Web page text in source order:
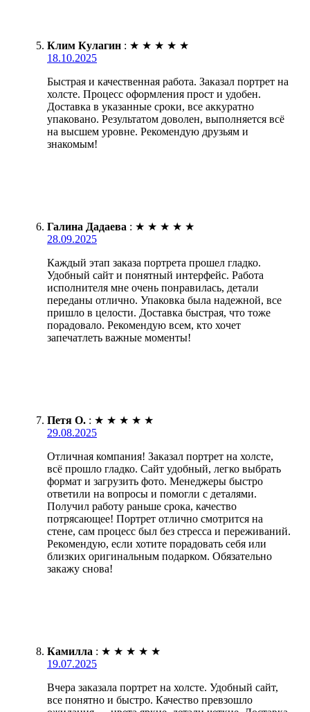
Клим Кулагин : ★ ★ ★ ★ ★
18.10.2025
Быстрая и качественная работа. Заказал портрет на
холсте. Процесс оформления прост и удобен.
Доставка в указанные сроки, все аккуратно
упаковано. Результатом доволен, выполняется всё
на высшем уровне. Рекомендую друзьям и
знакомым!
Галина Дадаева : ★ ★ ★ ★ ★
28.09.2025
Каждый этап заказа портрета прошел гладко.
Удобный сайт и понятный интерфейс. Работа
исполнителя мне очень понравилась, детали
переданы отлично. Упаковка была надежной, все
пришло в целости. Доставка быстрая, что тоже
порадовало. Рекомендую всем, кто хочет
запечатлеть важные моменты!
Петя О. : ★ ★ ★ ★ ★
29.08.2025
Отличная компания! Заказал портрет на холсте,
всё прошло гладко. Сайт удобный, легко выбрать
формат и загрузить фото. Менеджеры быстро
ответили на вопросы и помогли с деталями.
Получил работу раньше срока, качество
потрясающее! Портрет отлично смотрится на
стене, сам процесс был без стресса и переживаний.
Рекомендую, если хотите порадовать себя или
близких оригинальным подарком. Обязательно
закажу снова!
Камилла : ★ ★ ★ ★ ★
19.07.2025
Вчера заказала портрет на холсте. Удобный сайт,
все понятно и быстро. Качество превзошло